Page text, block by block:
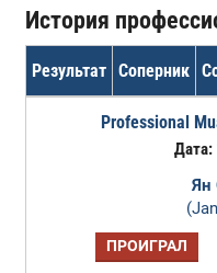
История
Результат Соперник
Professional
Дата:
Ян
ПРОИГРАЛ